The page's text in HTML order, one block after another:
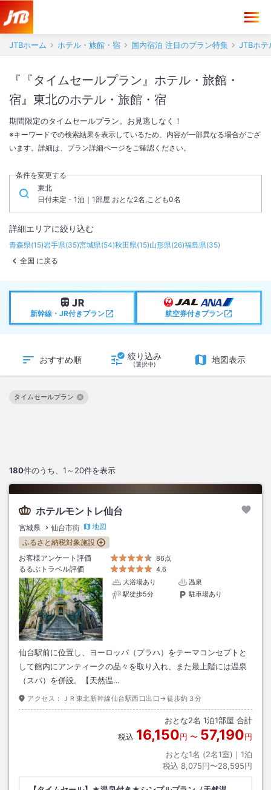
JTBホーム ホテル・旅館・宿 国内宿泊 注目のプラン特集 JTBホテ
『『タイムセールプラン』ホテル・旅館・
宿』東北のホテル・旅館・宿
期間限定のタイムセールプラン。お見逃しなく！
※キーワードでの検索結果を表示しているため、内容が一部異なる場合がござ
います。詳細は、プラン詳細ページをご確認ください。
条件を変更する
東北
日付未定 - 1泊｜1部屋 おとな2名,こども0名
詳細エリアに絞り込む
青森県(15)岩手県(35)宮城県(54)秋田県(15)山形県(26)福島県(35)
全国 に戻る
新幹線・JR付きプラン 航空券付きプラン
おすすめ順 絞り込み
(選択中) 地図表示
180件のうち、 1～20件を表示
タイムセールプラン
この絞り込み条件を解除
ホテルモントレ仙台
宮城県 仙台市街
地図
ふるさと納税対象施設
お客様アンケート評価
86点
るるぶトラベル評価
4.6
大浴場あり
温泉
駅徒歩5分
駐車場あり
仙台駅前に位置し、ヨーロッパ（プラハ）をテーマコンセプトと
して館内にアンティークの品々を取り入れ、また最上階には温泉
（スパ）を併設。【天然温…
アクセス： ＪＲ東北新幹線仙台駅西口出口→徒歩約３分
おとな2名 1泊1部屋 合計
税込 16,150円 〜 57,190円
おとな1名 (2名1室)｜ 1泊
税込 8,075円〜28,595円